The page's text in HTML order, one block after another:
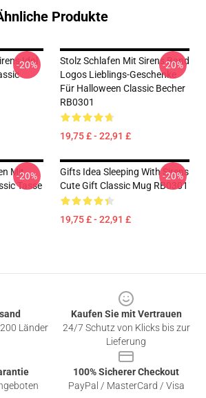
Produkte
Idol
-20%
Stolz Schlafen Mit Sirens Band
Logos Lieblings-Geschenke
Für Halloween Classic Becher
RB0301
19,75 £ - 22,91 £
-20%
Mit
Tasse
-20%
Gifts Idea Sleeping With Sirens
Cute Gift Classic Mug RB0301
19,75 £ - 22,91 £
-20%
Länder
Kaufen Sie mit Vertrauen
24/7 Schutz von Klicks bis zur
Lieferung
100% Sicherer Checkout
PayPal / MasterCard / Visa